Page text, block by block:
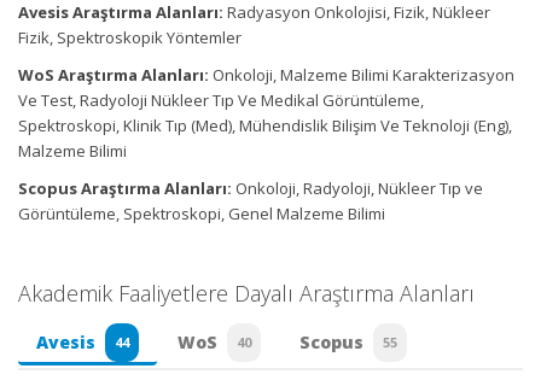
Avesis Araştırma Alanları: Radyasyon Onkolojisi, Fizik, Nükleer
Fizik, Spektroskopik Yöntemler
WoS Araştırma Alanları: Onkoloji, Malzeme Bilimi Karakterizasyon
Ve Test, Radyoloji Nükleer Tıp Ve Medikal Görüntüleme,
Spektroskopi, Klinik Tıp (Med), Mühendislik Bilişim Ve Teknoloji (Eng),
Malzeme Bilimi
Scopus Araştırma Alanları: Onkoloji, Radyoloji, Nükleer Tıp ve
Görüntüleme, Spektroskopi, Genel Malzeme Bilimi
Akademik Faaliyetlere Dayalı Araştırma Alanları
Avesis 44 WoS 40 Scopus 55